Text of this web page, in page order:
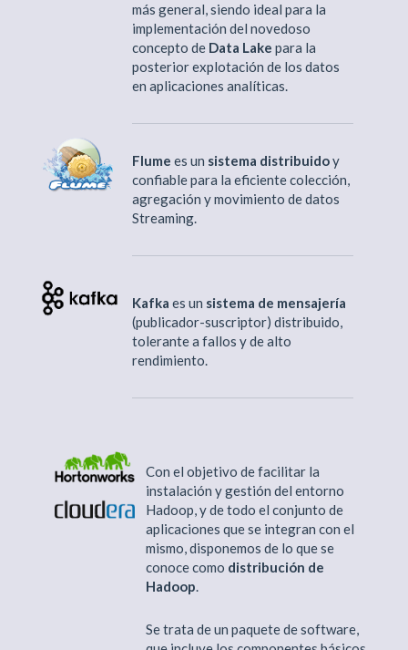
más general, siendo ideal para la
implementación del novedoso
concepto de Data Lake para la
posterior explotación de los datos
en aplicaciones analíticas.
Flume es un sistema distribuidoy
confiable para la eficiente colección,
agregación y movimiento de datos
Streaming.
Kafka es un sistema de mensajería
(publicador-suscriptor) distribuido,
tolerante a fallos y de alto
rendimiento.
Con el objetivo de facilitar la
instalación y gestión del entorno
Hadoop, y de todo el conjunto de
aplicaciones que se integran con el
mismo, disponemos de lo que se
conoce como distribución de
Hadoop.
Se trata de un paquete de software,